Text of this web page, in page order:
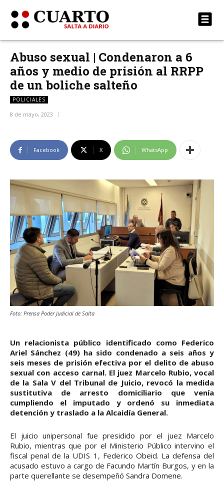
Abuso sexual | Condenaron a 6
años y medio de prisión al RRPP
de un boliche salteño
POLICIALES
8 de mayo, 2023
Facebook X WhatsApp
Foto: Prensa Poder Judicial de Salta
Un relacionista público identificado como Federico
Ariel Sánchez (49) ha sido condenado a seis años y
seis meses de prisión efectiva por el delito de abuso
sexual con acceso carnal. El juez Marcelo Rubio, vocal
de la Sala V del Tribunal de Juicio, revocó la medida
sustitutiva de arresto domiciliario que venía
cumpliendo el imputado y ordenó su inmediata
detención y traslado a la Alcaidía General.
El juicio unipersonal fue presidido por el juez Marcelo
Rubio, mientras que por el Ministerio Público intervino el
fiscal penal de la UDIS 1, Federico Obeid. La defensa del
acusado estuvo a cargo de Facundo Martín Burgos, y en la
parte querellante se desempeñó Sandra Domene.